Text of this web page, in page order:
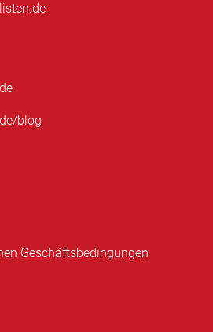
blog
Geschäftsbedingungen